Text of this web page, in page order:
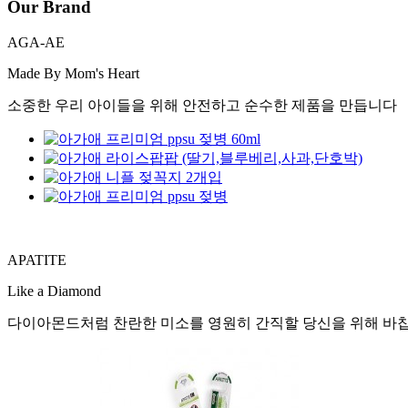
Our Brand
AGA-AE
Made By Mom's Heart
소중한 우리 아이들을 위해 안전하고 순수한 제품을 만듭니다
APATITE
Like a Diamond
다이아몬드처럼 찬란한 미소를 영원히 간직할 당신을 위해 바